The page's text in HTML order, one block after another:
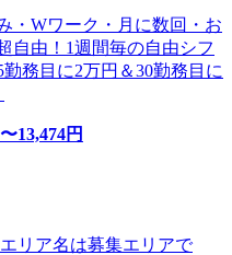
・Wワーク・月に数回・お
自由！1週間毎の自由シフ
務目に2万円＆30勤務目に
13,474円
リア名は募集エリアで